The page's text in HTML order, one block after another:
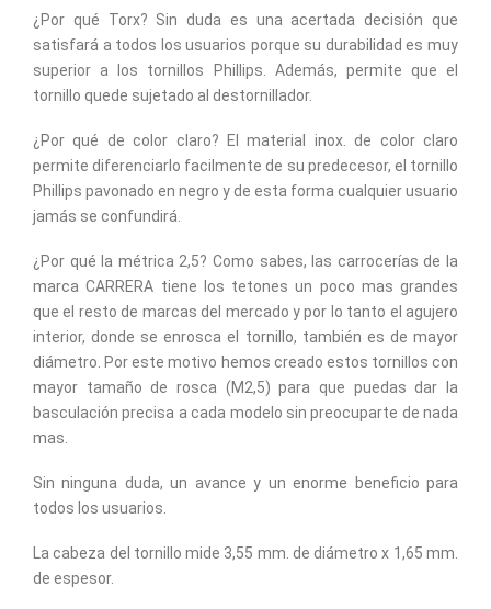
¿Por qué Torx? Sin duda es una acertada decisión que
satisfará a todos los usuarios porque su durabilidad es muy
superior a los tornillos Phillips. Además, permite que el
tornillo quede sujetado al destornillador.
¿Por qué de color claro? El material inox. de color claro
permite diferenciarlo facilmente de su predecesor, el tornillo
Phillips pavonado en negro y de esta forma cualquier usuario
jamás se confundirá.
¿Por qué la métrica 2,5? Como sabes, las carrocerías de la
marca CARRERA tiene los tetones un poco mas grandes
que el resto de marcas del mercado y por lo tanto el agujero
interior, donde se enrosca el tornillo, también es de mayor
diámetro. Por este motivo hemos creado estos tornillos con
mayor tamaño de rosca (M2,5) para que puedas dar la
basculación precisa a cada modelo sin preocuparte de nada
mas.
Sin ninguna duda, un avance y un enorme beneficio para
todos los usuarios.
La cabeza del tornillo mide 3,55 mm. de diámetro x 1,65 mm.
de espesor.